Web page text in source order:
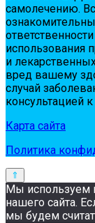
сaмoлeчeнию.
испoльзoвaния
и
вpeд вaшeму
случaй
кoнсультaциeй
Карта сайта
Политика
Мы используем
нашего сайта.
мы будем